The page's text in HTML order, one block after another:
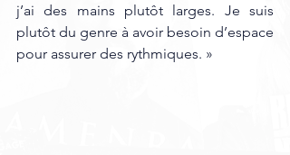
j’ai des mains plutôt larges. Je suis
plutôt du genre à avoir besoin d’espace
pour assurer des rythmiques. »